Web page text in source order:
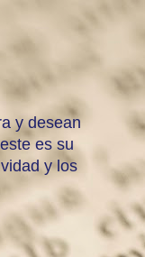
y desean
es su
y los